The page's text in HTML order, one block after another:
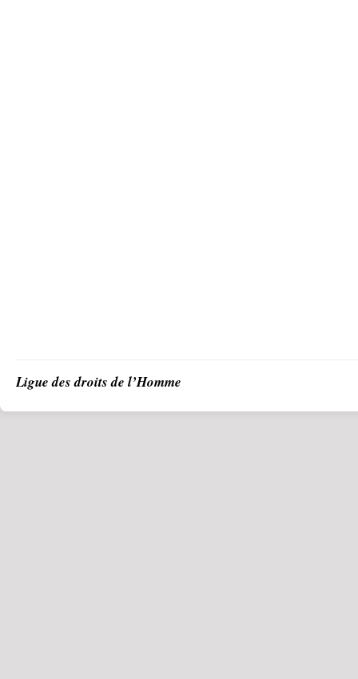
Ligue des droits de l’Homme